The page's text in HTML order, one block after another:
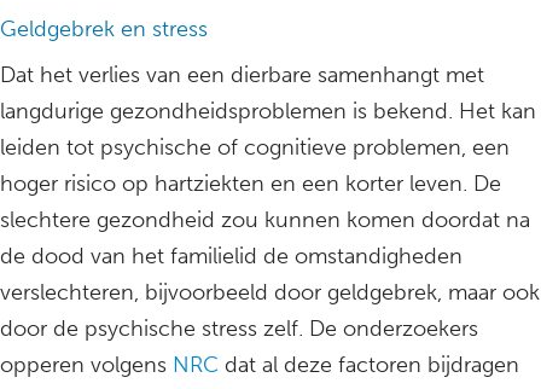
Geldgebrek en stress
Dat het verlies van een dierbare samenhangt met
langdurige gezondheidsproblemen is bekend. Het kan
leiden tot psychische of cognitieve problemen, een
hoger risico op hartziekten en een korter leven. De
slechtere gezondheid zou kunnen komen doordat na
de dood van het familielid de omstandigheden
verslechteren, bijvoorbeeld door geldgebrek, maar ook
door de psychische stress zelf. De onderzoekers
opperen volgens NRC dat al deze factoren bijdragen